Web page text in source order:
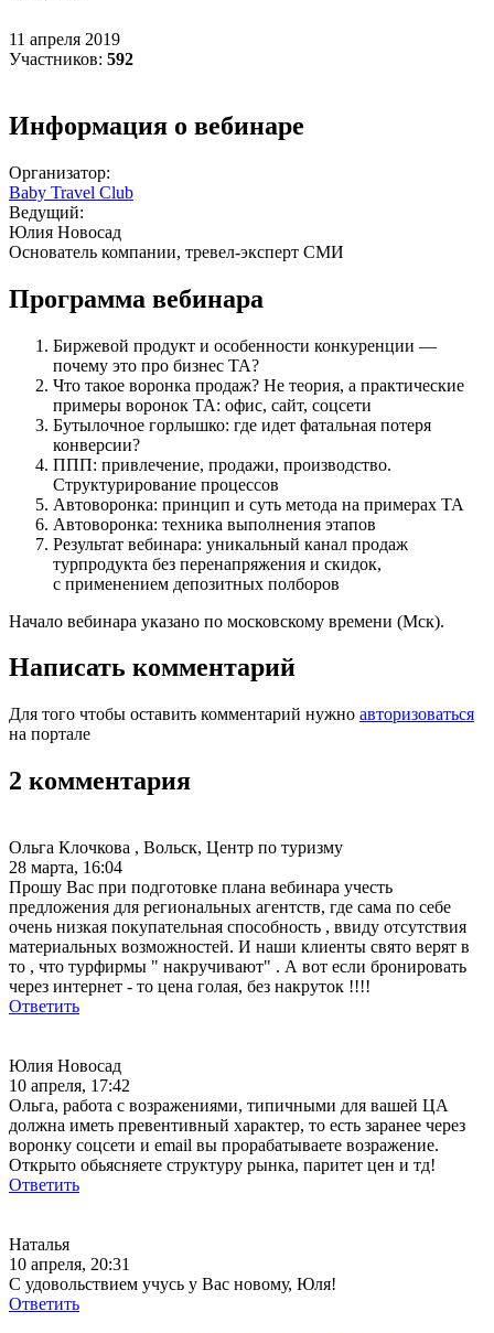
11 апреля 2019
Участников: 592
Информация о вебинаре
Организатор:
Baby Travel Club
Ведущий:
Юлия Новосад
Основатель компании, тревел-эксперт СМИ
Программа вебинара
Биржевой продукт и особенности конкуренции —
почему это про бизнес ТА?
Что такое воронка продаж? Не теория, а практические
примеры воронок ТА: офис, сайт, соцсети
Бутылочное горлышко: где идет фатальная потеря
конверсии?
ППП: привлечение, продажи, производство.
Структурирование процессов
Автоворонка: принцип и суть метода на примерах ТА
Автоворонка: техника выполнения этапов
Результат вебинара: уникальный канал продаж
турпродукта без перенапряжения и скидок,
с применением депозитных полборов
Начало вебинара указано по московскому времени (Мск).
Написать комментарий
Для того чтобы оставить комментарий нужно авторизоваться
на портале
2 комментария
Ольга Клочкова , Вольск, Центр по туризму
28 марта, 16:04
Прошу Вас при подготовке плана вебинара учесть
предложения для региональных агентств, где сама по себе
очень низкая покупательная способность , ввиду отсутствия
материальных возможностей. И наши клиенты свято верят в
то , что турфирмы " накручивают" . А вот если бронировать
через интернет - то цена голая, без накруток !!!!
Ответить
Юлия Новосад
10 апреля, 17:42
Ольга, работа с возражениями, типичными для вашей ЦА
должна иметь превентивный характер, то есть заранее через
воронку соцсети и email вы прорабатываете возражение.
Открыто обьясняете структуру рынка, паритет цен и тд!
Ответить
Наталья
10 апреля, 20:31
С удовольствием учусь у Вас новому, Юля!
Ответить